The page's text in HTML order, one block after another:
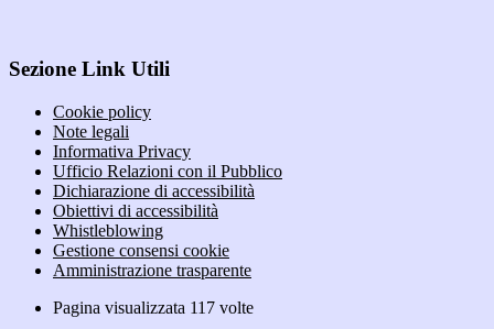
Sezione Link Utili
Cookie policy
Note legali
Informativa Privacy
Ufficio Relazioni con il Pubblico
Dichiarazione di accessibilità
Obiettivi di accessibilità
Whistleblowing
Gestione consensi cookie
Amministrazione trasparente
Pagina visualizzata 117 volte